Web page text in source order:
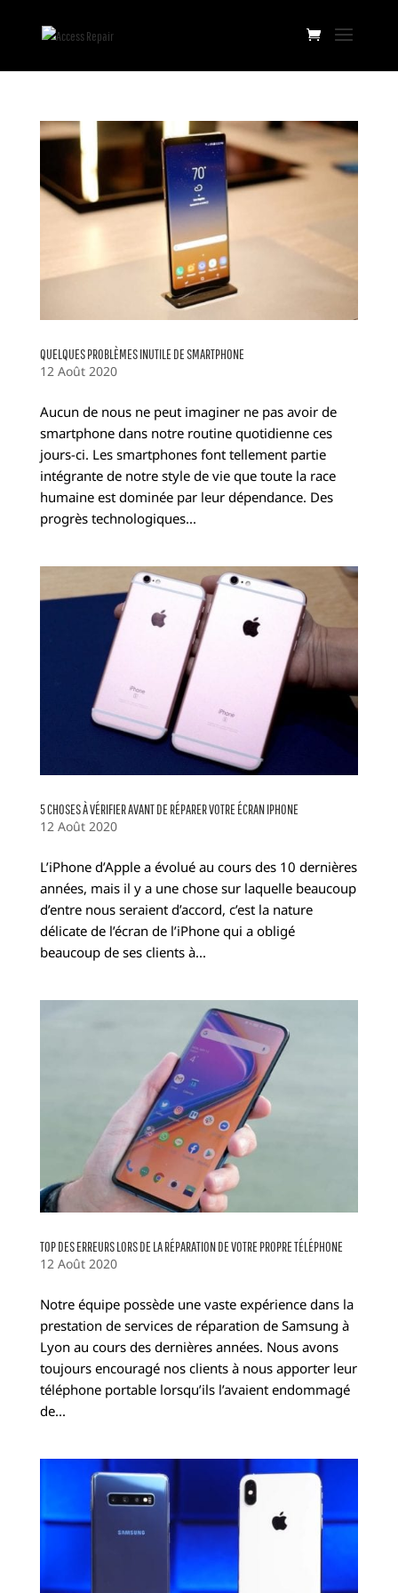
QUELQUES PROBLÈMES INUTILE DE SMARTPHONE
12 Août 2020
Aucun de nous ne peut imaginer ne pas avoir de
smartphone dans notre routine quotidienne ces
jours-ci. Les smartphones font tellement partie
intégrante de notre style de vie que toute la race
humaine est dominée par leur dépendance. Des
progrès technologiques...
5 CHOSES À VÉRIFIER AVANT DE RÉPARER VOTRE ÉCRAN IPHONE
12 Août 2020
L’iPhone d’Apple a évolué au cours des 10 dernières
années, mais il y a une chose sur laquelle beaucoup
d’entre nous seraient d’accord, c’est la nature
délicate de l’écran de l’iPhone qui a obligé
beaucoup de ses clients à...
TOP DES ERREURS LORS DE LA RÉPARATION DE VOTRE PROPRE TÉLÉPHONE
12 Août 2020
Notre équipe possède une vaste expérience dans la
prestation de services de réparation de Samsung à
Lyon au cours des dernières années. Nous avons
toujours encouragé nos clients à nous apporter leur
téléphone portable lorsqu’ils l’avaient endommagé
de...